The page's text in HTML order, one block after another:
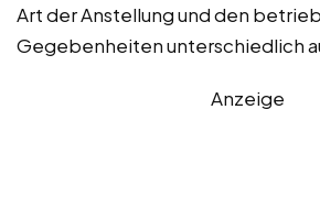
Art der Anstellung und den
Gegebenheiten unterschiedlich
Anzeige